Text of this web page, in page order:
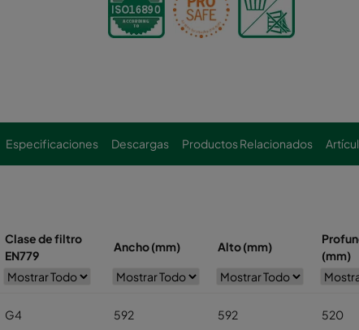
Especificaciones Descargas Productos Relacionados
Clase de filtro
EN779
Ancho (mm) Alto (mm)
(mm)
G4 592 592 520